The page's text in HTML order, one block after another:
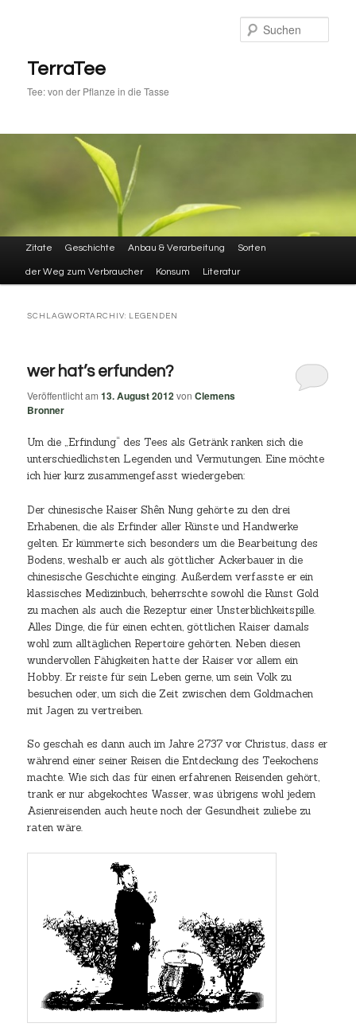
springen
springen
TerraTee
Tee: von der Pflanze in die Tasse
Hauptmenü
Zitate Geschichte Anbau & Verarbeitung Sorten
der Weg zum Verbraucher Konsum Literatur
SCHLAGWORTARCHIV: LEGENDEN
wer hat’s erfunden?
Veröffentlicht am13. August 2012vonClemens
Bronner
Um die „Erfindung“ des Tees als Getränk ranken sich die
unterschiedlichsten Legenden und Vermutungen. Eine möchte
ich hier kurz zusammengefasst wiedergeben:
Der chinesische Kaiser Shên Nung gehörte zu den drei
Erhabenen, die als Erfinder aller Künste und Handwerke
gelten. Er kümmerte sich besonders um die Bearbeitung des
Bodens, weshalb er auch als göttlicher Ackerbauer in die
chinesische Geschichte einging. Außerdem verfasste er ein
klassisches Medizinbuch, beherrschte sowohl die Kunst Gold
zu machen als auch die Rezeptur einer Unsterblichkeitspille.
Alles Dinge, die für einen echten, göttlichen Kaiser damals
wohl zum alltäglichen Repertoire gehörten. Neben diesen
wundervollen Fähigkeiten hatte der Kaiser vor allem ein
Hobby. Er reiste für sein Leben gerne, um sein Volk zu
besuchen oder, um sich die Zeit zwischen dem Goldmachen
mit Jagen zu vertreiben.
So geschah es dann auch im Jahre 2737 vor Christus, dass er
während einer seiner Reisen die Entdeckung des Teekochens
machte. Wie sich das für einen erfahrenen Reisenden gehört,
trank er nur abgekochtes Wasser, was übrigens wohl jedem
Asienreisenden auch heute noch der Gesundheit zuliebe zu
raten wäre.